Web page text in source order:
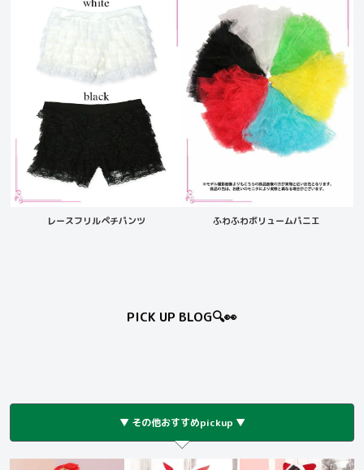
レースフリルペチパンツ ふわふわボリュームパニエ
PICK UP BLOG🔍👀
▼ その他おすすめpickup ▼